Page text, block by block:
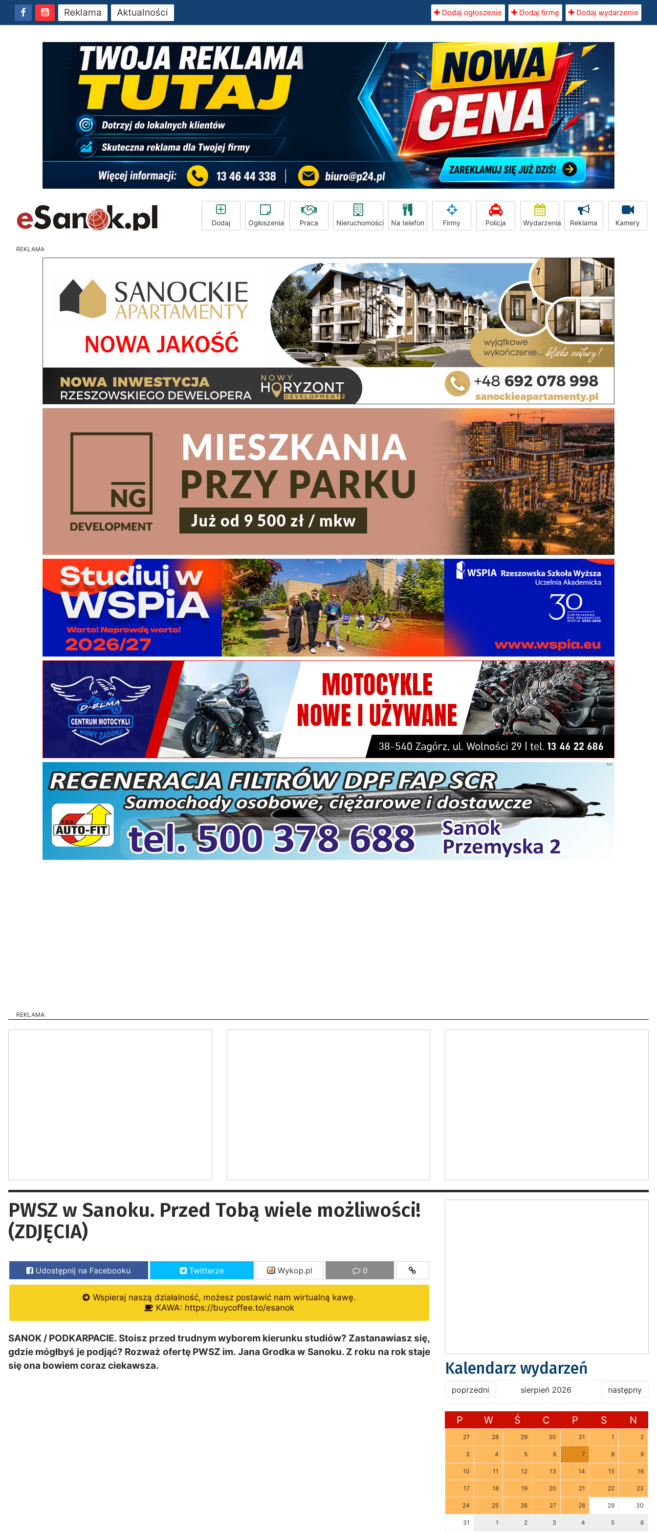
Reklama Aktualności Dodaj ogłoszenie Dodaj firmę Dodaj wydarzenie
Dodaj Ogłoszenia Praca Nieruchomości Na telefon Firmy Policja Wydarzenia Reklama Kamery
REKLAMA
REKLAMA
PWSZ w Sanoku. Przed Tobą wiele możliwości!
(ZDJĘCIA)
Udostępnij na Facebooku Twitterze Wykop.pl 0
Wspieraj naszą działalność, możesz postawić nam wirtualną kawę.
KAWA: https://buycoffee.to/esanok
SANOK / PODKARPACIE. Stoisz przed trudnym wyborem kierunku studiów? Zastanawiasz się,
gdzie mógłbyś je podjąć? Rozważ ofertę PWSZ im. Jana Grodka w Sanoku. Z roku na rok staje
się ona bowiem coraz ciekawsza.
Kalendarz wydarzeń
poprzedni sierpień 2026 następny
P W Ś C P S N
27 28 29 30 31 1 2
3 4 5 6 7 8 9
10 11 12 13 14 15 16
17 18 19 20 21 22 23
24 25 26 27 28 29 30
31 1 2 3 4 5 6